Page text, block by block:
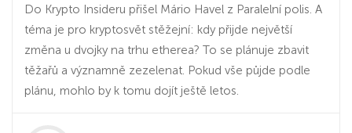
Do Krypto Insideru přišel Mário Havel z Paralelní polis. A
téma je pro kryptosvět stěžejní: kdy přijde největší
změna u dvojky na trhu etherea? To se plánuje zbavit
těžařů a významně zezelenat. Pokud vše půjde podle
plánu, mohlo by k tomu dojít ještě letos.